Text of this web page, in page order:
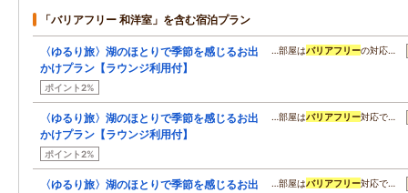
「バリアフリー 和洋室」を含む宿泊プラン
〈ゆるり旅〉湖のほとりで季節を感じるお出
かけプラン【ラウンジ利用付】
ポイント2%
…部屋はバリアフリーの対応…
〈ゆるり旅〉湖のほとりで季節を感じるお出
かけプラン【ラウンジ利用付】
ポイント2%
…部屋はバリアフリー対応で…
〈ゆるり旅〉湖のほとりで季節を感じるお出
…部屋はバリアフリー対応で…